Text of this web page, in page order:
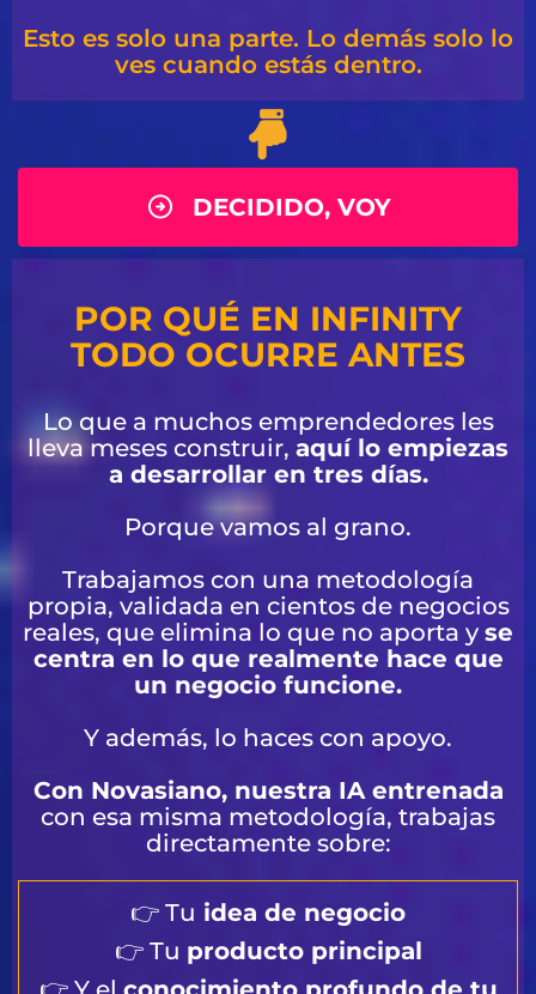
Esto es solo una parte. Lo demás solo lo
ves cuando estás dentro.
DECIDIDO, VOY
POR QUÉ EN INFINITY
TODO OCURRE ANTES
Lo que a muchos emprendedores les
lleva meses construir, aquí lo empiezas
a desarrollar en tres días.
Porque vamos al grano.
Trabajamos con una metodología
propia, validada en cientos de negocios
reales, que elimina lo que no aporta y se
centra en lo que realmente hace que
un negocio funcione.
Y además, lo haces con apoyo.
Con Novasiano, nuestra IA entrenada
con esa misma metodología, trabajas
directamente sobre:
👉 Tu idea de negocio
👉 Tu producto principal